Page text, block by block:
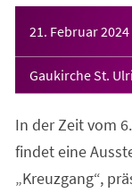
21. Februar 2024
Gaukirche St.
In der Zeit vom
findet eine
„Kreuzgang“,